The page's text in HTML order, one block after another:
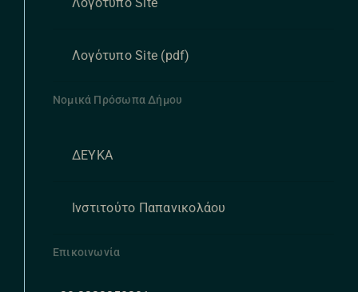
Λογότυπο Site (pdf)
Νομικά Πρόσωπα Δήμου
ΔΕΥΚΑ
Ινστιτούτο Παπανικολάου
Επικοινωνία